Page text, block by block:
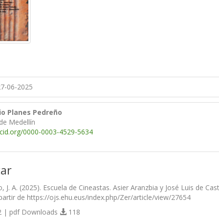
06-2025
Planes Pedreño
Medellín
0000-0003-4529-5634
J. A. (2025). Escuela de Cineastas. Asier Aranzbia y José Luis de
de https://ojs.ehu.eus/index.php/Zer/article/view/27654
| pdf Downloads 118